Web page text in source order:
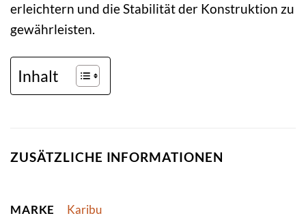
erleichtern und die Stabilität der Konstruktion zu
gewährleisten.
Inhalt
ZUSÄTZLICHE INFORMATIONEN
MARKE Karibu